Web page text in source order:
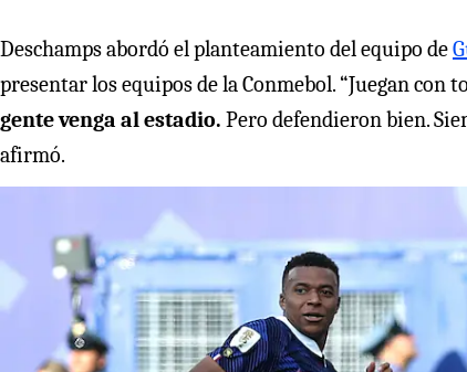
Deschamps abordó el planteamiento del equipo de
presentar los equipos de la Conmebol. “Juegan con
gente venga al estadio. Pero defendieron bien.
afirmó.